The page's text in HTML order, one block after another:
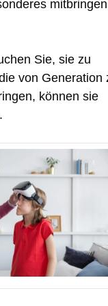
mitbringen
Sie, sie zu
von Generation
können sie